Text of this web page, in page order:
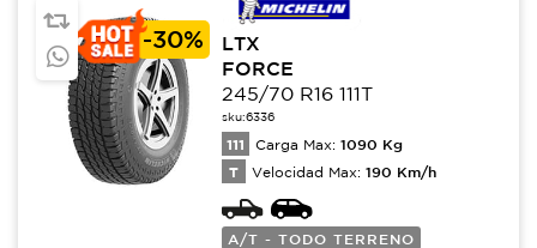
-30%
LTX
FORCE
245/70 R16 111T
sku:6336
111 Carga Max: 1090 Kg
T Velocidad Max: 190 Km/h
A/T - TODO TERRENO